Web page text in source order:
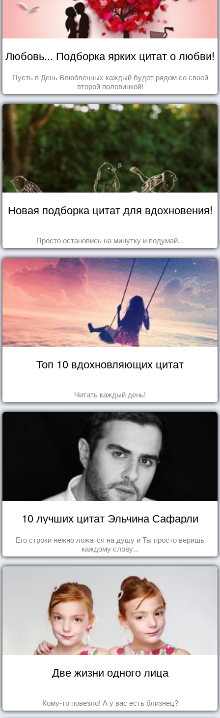
Любовь... Подборка ярких цитат о любви!
Пусть в День Влюбленных каждый будет рядом со своей
второй половинкой!
Новая подборка цитат для вдохновения!
Просто остановись на минутку и подумай...
Топ 10 вдохновляющих цитат
Читать каждый день!
10 лучших цитат Эльчина Сафарли
Его строки нежно ложатся на душу и Ты просто веришь
каждому слову...
Две жизни одного лица
Кому-то повезло! А у вас есть близнец?